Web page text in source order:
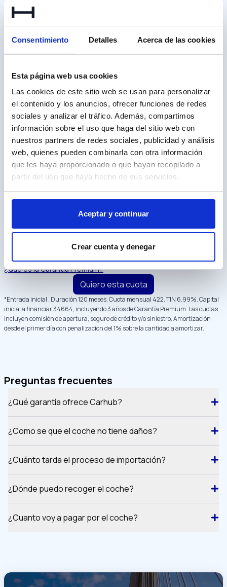
Consentimiento Detalles Acerca de las cookies
Esta página web usa cookies
Las cookies de este sitio web se usan para personalizar
el contenido y los anuncios, ofrecer funciones de redes
sociales y analizar el tráfico. Además, compartimos
información sobre el uso que haga del sitio web con
nuestros partners de redes sociales, publicidad y análisis
web, quienes pueden combinarla con otra información
que les haya proporcionado o que hayan recopilado a
partir del uso que haya hecho de sus servicios.
Aceptar y continuar
Crear cuenta y denegar
Entrada
Plazo (meses)
48
Cuotas
495/mes
TIN10.99%
– Garantía Premium
–Entrega en casa incluida
✓ Seguro de crédito y
siniestro
Más barata ✓ Garantía Premium 1 año
Entrega en casa incluida
Seguro de crédito y
siniestro
Mejor opción ✓Garantía Premium 3 años
Seguro de crédito y
¿Qué es la Garantía Premium?
Quiero esta cuota
*Entrada inicial . Duración120 meses. Cuota mensual 422. TIN 6.99%. Capital
inicial a financiar34664, incluyendo 3 años de Garantía Premium. Las cuotas
incluyen comisión de apertura, seguro de crédito y/o siniestro. Amortización
desde el primer día con penalización del 1% sobre la cantidad a amortizar.
Preguntas frecuentes
¿Qué garantía ofrece Carhub?
¿Como se que el coche no tiene daños?
¿Cuánto tarda el proceso de importación?
¿Dónde puedo recoger el coche?
¿Cuanto voy a pagar por el coche?